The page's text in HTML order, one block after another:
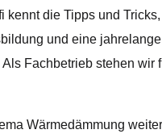
die Tipps und
und eine
Fachbetrieb stehen wir
Wärmedämmung